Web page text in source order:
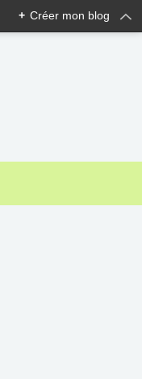
+ Créer mon blog